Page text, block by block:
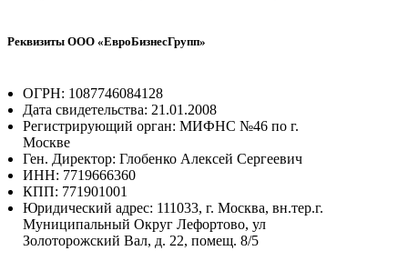
Реквизиты ООО «ЕвроБизнесГрупп»
ОГРН: 1087746084128
Дата свидетельства: 21.01.2008
Регистрирующий орган: МИФНС №46 по г.
Москве
Ген. Директор: Глобенко Алексей Сергеевич
ИНН: 7719666360
КПП: 771901001
Юридический адрес: 111033, г. Москва, вн.тер.г.
Муниципальный Округ Лефортово, ул
Золоторожский Вал, д. 22, помещ. 8/5